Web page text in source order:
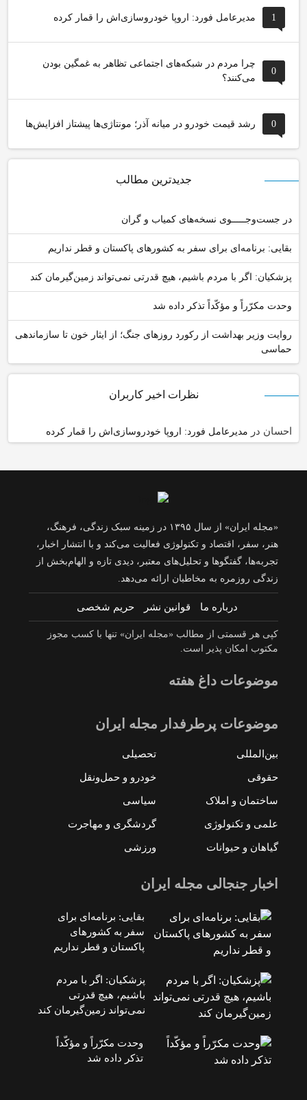
1 مدیرعامل فورد: اروپا خودروسازی‌اش را قمار کرده
0
چرا مردم در شبکه‌های اجتماعی تظاهر به غمگین بودن
می‌کنند؟
0 رشد قیمت خودرو در میانه آذر؛ مونتاژی‌ها پیشتاز افزایش‌ها
جدیدترین مطالب
در جست‌وجـــــوی نسخه‌های کمیاب و گران
بقایی: برنامه‌ای برای سفر به کشورهای پاکستان و قطر نداریم
پزشکیان: اگر با مردم باشیم، هیچ قدرتی نمی‌تواند زمین‌گیرمان کند
وحدت مکرّراً و مؤکّداً تذکر داده شد
روایت وزیر بهداشت از رکورد روزهای جنگ؛ از ایثار خون تا سازماندهی
حماسی
نظرات اخیر کاربران
احسان در مدیرعامل فورد: اروپا خودروسازی‌اش را قمار کرده
«مجله ایران» از سال ۱۳۹۵ در زمینه سبک زندگی، فرهنگ،
هنر، سفر، اقتصاد و تکنولوژی فعالیت می‌کند و با انتشار اخبار،
تجربه‌ها، گفتگوها و تحلیل‌های معتبر، دیدی تازه و الهام‌بخش از
زندگی روزمره به مخاطبان ارائه می‌دهد.
درباره ما قوانین نشر حریم شخصی
کپی هر قسمتی از مطالب «مجله ایران» تنها با کسب مجوز
مکتوب امکان پذیر است.
موضوعات داغ هفته
موضوعات پرطرفدار مجله ایران
بین‌المللی تحصیلی
حقوقی خودرو و حمل‌و‌نقل
ساختمان و املاک سیاسی
علمی و تکنولوژی گردشگری و مهاجرت
گیاهان و حیوانات ورزشی
اخبار جنجالی مجله ایران
بقایی: برنامه‌ای برای
سفر به کشورهای
پاکستان و قطر نداریم
پزشکیان: اگر با مردم
باشیم، هیچ قدرتی
نمی‌تواند زمین‌گیرمان کند
وحدت مکرّراً و مؤکّداً
تذکر داده شد